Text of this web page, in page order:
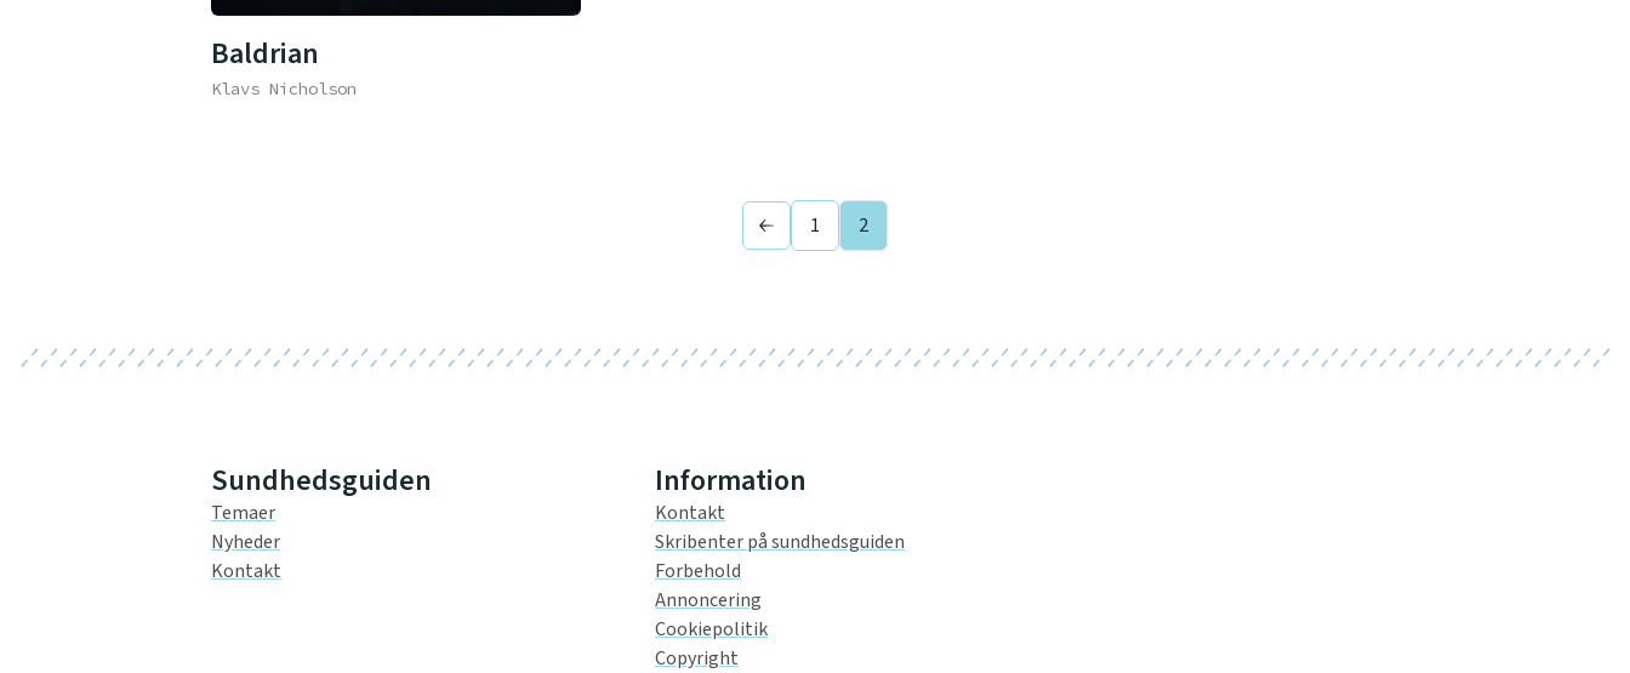
Baldrian
Klavs Nicholson
Previous page
1 2
Sundhedsguiden
Temaer
Nyheder
Kontakt
Information
Kontakt
Skribenter på sundhedsguiden
Forbehold
Annoncering
Cookiepolitik
Copyright